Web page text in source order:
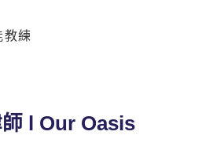
教練
l Our Oasis